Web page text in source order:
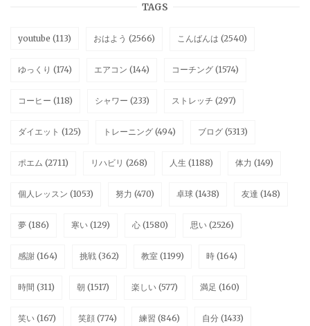
TAGS
youtube (113) おはよう (2566) こんばんは (2540)
ゆっくり (174) エアコン (144) コーチング (1574)
コーヒー (118) シャワー (233) ストレッチ (297)
ダイエット (125) トレーニング (494) ブログ (5313)
ポエム (2711) リハビリ (268) 人生 (1188) 体力 (149)
個人レッスン (1053) 努力 (470) 卓球 (1438) 友達 (148)
夢 (186) 寒い (129) 心 (1580) 思い (2526)
感謝 (164) 挑戦 (362) 教室 (1199) 時 (164)
時間 (311) 朝 (1517) 楽しい (577) 満足 (160)
笑い (167) 笑顔 (774) 練習 (846) 自分 (1433)